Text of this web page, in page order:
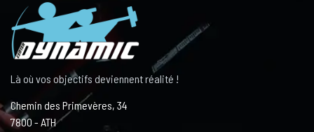
Là où vos objectifs deviennent réalité !
Chemin des Primevères, 34
7800 - ATH